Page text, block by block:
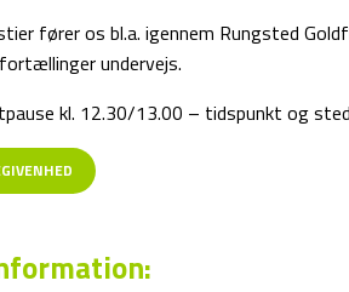
fører os bl.a. igennem Rungsted
undervejs.
kl. 12.30/13.00 – tidspunkt og